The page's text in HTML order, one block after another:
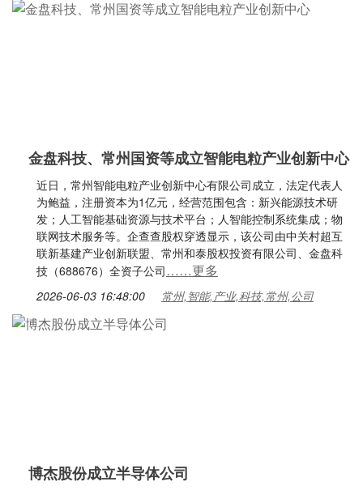
金盘科技、常州国资等成立智能电粒产业创新中心
近日，常州智能电粒产业创新中心有限公司成立，法定代表人
为鲍益，注册资本为1亿元，经营范围包含：新兴能源技术研
发；人工智能基础资源与技术平台；人智能控制系统集成；物
联网技术服务等。企查查股权穿透显示，该公司由中关村超互
联新基建产业创新联盟、常州和泰股权投资有限公司、金盘科
技（688676）全资子公司……更多
2026-06-03 16:48:00 常州,智能,产业,科技,常州,公司
博杰股份成立半导体公司